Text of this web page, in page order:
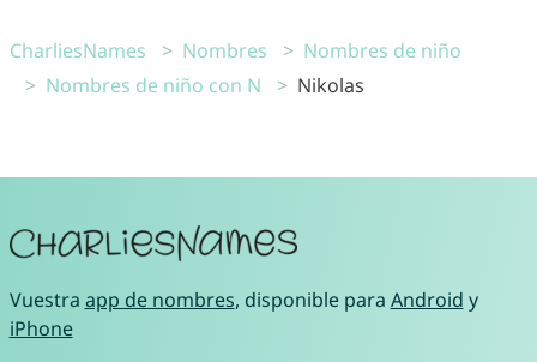
CharliesNames Nombres
Nombres de niño
Nombres de niño con N
Nikolas
Vuestra app de nombres, disponible para Android y
iPhone